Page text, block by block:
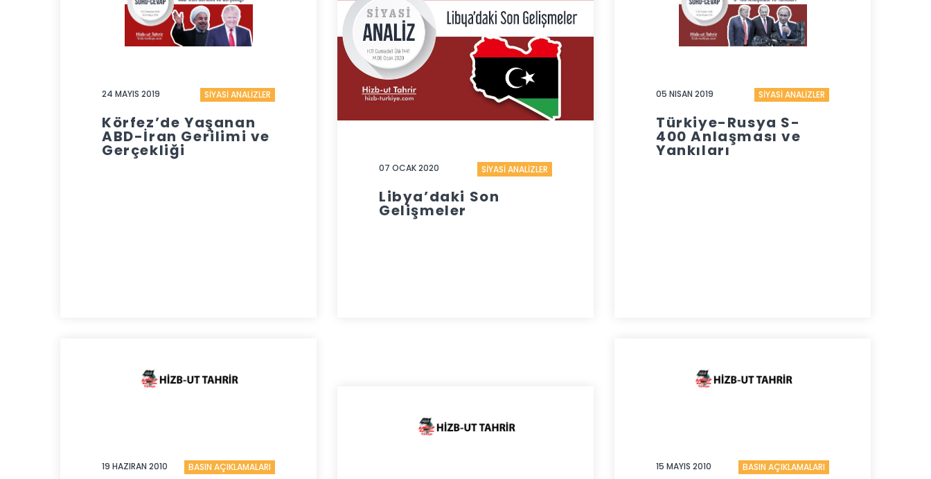
24 MAYIS 2019 SİYASİ ANALİZLER
Körfez’de Yaşanan
ABD-İran Gerilimi ve
Gerçekliği
07 OCAK 2020 SİYASİ ANALİZLER
Libya’daki Son
Gelişmeler
05 NISAN 2019 SİYASİ ANALİZLER
Türkiye-Rusya S-
400 Anlaşması ve
Yankıları
19 HAZIRAN 2010 BASIN AÇIKLAMALARI 15 MAYIS 2010 BASIN AÇIKLAMALARI